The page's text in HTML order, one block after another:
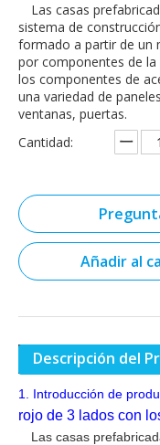
Las casas
sistema de
formado a partir de un
por componentes de la
los componentes de
una variedad de
ventanas, puertas.
Cantidad:
Añadir al
Descripción del
1. Introducción de
rojo de 3 lados con
Las casas